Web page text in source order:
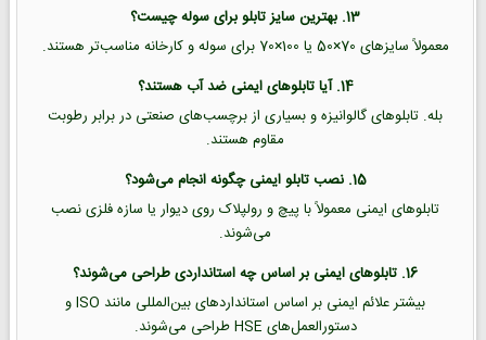
13. بهترین سایز تابلو برای سوله چیست؟
معمولاً سایزهای 70×50 یا 100×70 برای سوله و کارخانه مناسب‌تر هستند.
14. آیا تابلوهای ایمنی ضد آب هستند؟
بله. تابلوهای گالوانیزه و بسیاری از برچسب‌های صنعتی در برابر رطوبت
مقاوم هستند.
15. نصب تابلو ایمنی چگونه انجام می‌شود؟
تابلوهای ایمنی معمولاً با پیچ و رولپلاک روی دیوار یا سازه فلزی نصب
می‌شوند.
16. تابلوهای ایمنی بر اساس چه استانداردی طراحی می‌شوند؟
بیشتر علائم ایمنی بر اساس استانداردهای بین‌المللی مانند ISO و
دستورالعمل‌های HSE طراحی می‌شوند.